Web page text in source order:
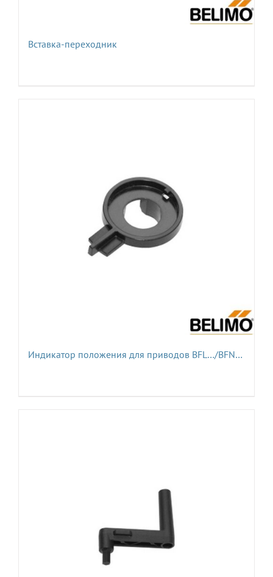
Вставка-переходник
Индикатор положения для приводов BFL…/BFN…